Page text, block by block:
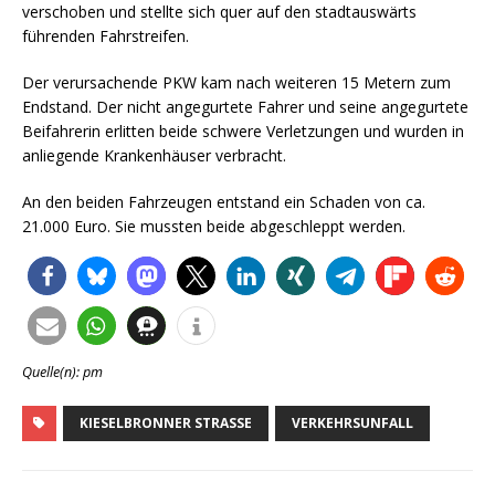
verschoben und stellte sich quer auf den stadtauswärts
führenden Fahrstreifen.
Der verursachende PKW kam nach weiteren 15 Metern zum
Endstand. Der nicht angegurtete Fahrer und seine angegurtete
Beifahrerin erlitten beide schwere Verletzungen und wurden in
anliegende Krankenhäuser verbracht.
An den beiden Fahrzeugen entstand ein Schaden von ca.
21.000 Euro. Sie mussten beide abgeschleppt werden.
Quelle(n): pm
KIESELBRONNER STRASSE VERKEHRSUNFALL